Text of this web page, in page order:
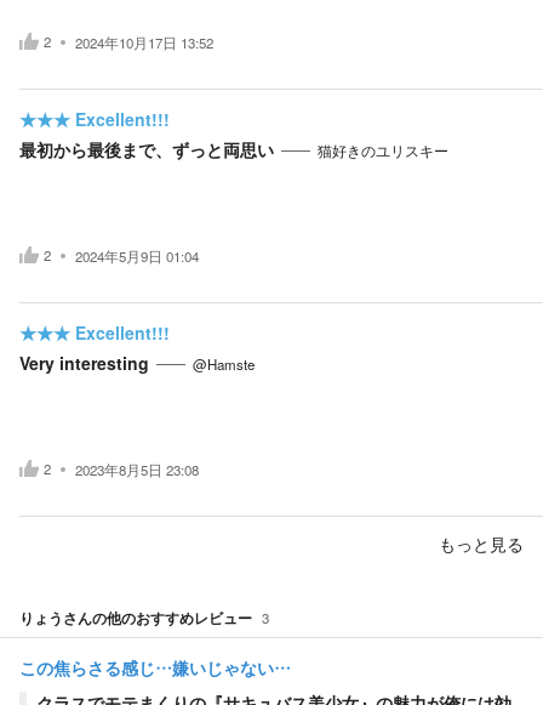
2 2024年10月17日 13:52
★★★ Excellent!!!
最初から最後まで、ずっと両思い
猫好きのユリスキー
2 2024年5月9日 01:04
★★★ Excellent!!!
Very interesting
@Hamste
2 2023年8月5日 23:08
もっと見る
りょうさんの他のおすすめレビュー 3
この焦らさる感じ…嫌いじゃない…